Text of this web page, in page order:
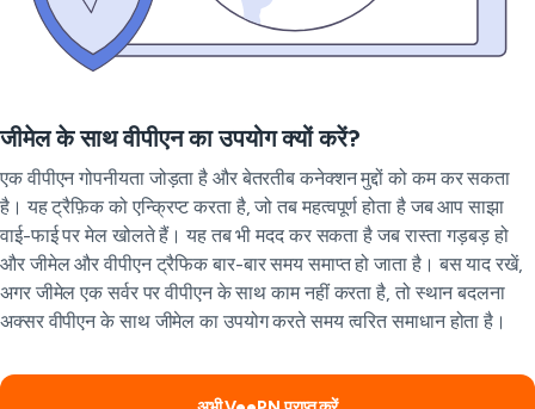
जीमेल के साथ वीपीएन का उपयोग क्यों करें?
एक वीपीएन गोपनीयता जोड़ता है और बेतरतीब कनेक्शन मुद्दों को कम कर सकता
है। यह ट्रैफ़िक को एन्क्रिप्ट करता है, जो तब महत्वपूर्ण होता है जब आप साझा
वाई-फाई पर मेल खोलते हैं। यह तब भी मदद कर सकता है जब रास्ता गड़बड़ हो
और जीमेल और वीपीएन ट्रैफिक बार-बार समय समाप्त हो जाता है। बस याद रखें,
अगर जीमेल एक सर्वर पर वीपीएन के साथ काम नहीं करता है, तो स्थान बदलना
अक्सर वीपीएन के साथ जीमेल का उपयोग करते समय त्वरित समाधान होता है।